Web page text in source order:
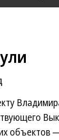
объектов